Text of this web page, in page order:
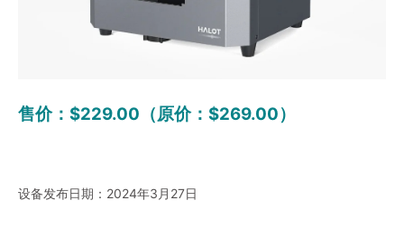
售价：$229.00（原价：$269.00）
设备发布日期：2024年3月27日